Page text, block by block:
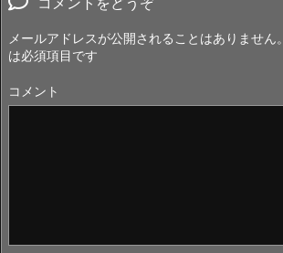
メールアドレスが公開されることはありません。
は必須項目です
コメント